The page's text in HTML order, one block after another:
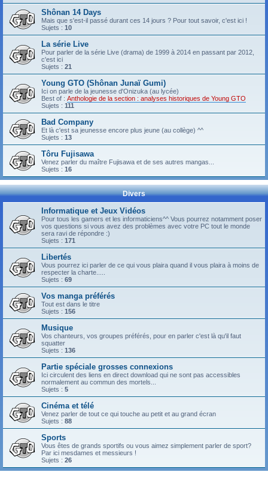
Shônan 14 Days
Mais que s'est-il passé durant ces 14 jours ? Pour tout savoir, c'est ici !
Sujets : 10
La série Live
Pour parler de la série Live (drama) de 1999 à 2014 en passant par 2012,
c'est ici
Sujets : 21
Young GTO (Shônan Junaï Gumi)
Ici on parle de la jeunesse d'Onizuka (au lycée)
Best of : Anthologie de la section : analyses historiques de Young GTO
Sujets : 111
Bad Company
Et là c'est sa jeunesse encore plus jeune (au collège) ^^
Sujets : 13
Tôru Fujisawa
Venez parler du maître Fujisawa et de ses autres mangas...
Sujets : 16
Divers
Informatique et Jeux Vidéos
Pour tous les gamers et les informaticiens^^ Vous pourrez notamment poser
vos questions si vous avez des problèmes avec votre PC tout le monde
sera ravi de répondre :)
Sujets : 171
Libertés
Vous pourrez ici parler de ce qui vous plaira quand il vous plaira à moins de
respecter la charte.....
Sujets : 69
Vos manga préférés
Tout est dans le titre
Sujets : 156
Musique
Vos chanteurs, vos groupes préférés, pour en parler c'est là qu'il faut
squatter
Sujets : 136
Partie spéciale grosses connexions
Ici circulent des liens en direct download qui ne sont pas accessibles
normalement au commun des mortels...
Sujets : 5
Cinéma et télé
Venez parler de tout ce qui touche au petit et au grand écran
Sujets : 88
Sports
Vous êtes de grands sportifs ou vous aimez simplement parler de sport?
Par ici mesdames et messieurs !
Sujets : 26